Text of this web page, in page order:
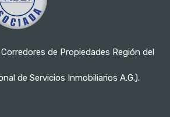
de Propiedades Región del
de Servicios Inmobiliarios A.G.).